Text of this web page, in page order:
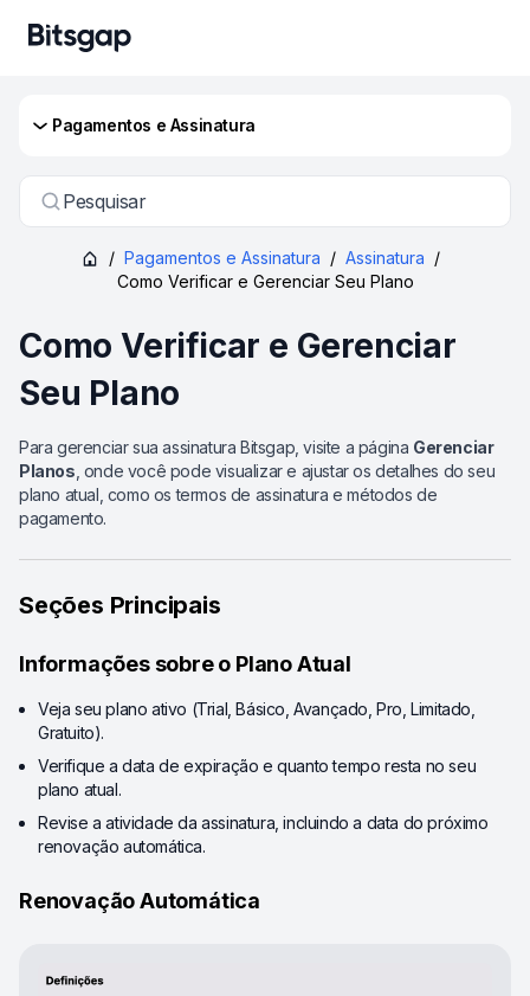
Pagamentos e Assinatura
Pesquisar
/ Pagamentos e Assinatura / Assinatura /
Como Verificar e Gerenciar Seu Plano
Como Verificar e Gerenciar
Seu Plano
Para gerenciar sua assinatura Bitsgap, visite a página Gerenciar
Planos , onde você pode visualizar e ajustar os detalhes do seu
plano atual, como os termos de assinatura e métodos de
pagamento.
Seções Principais
Informações sobre o Plano Atual
Veja seu plano ativo (Trial, Básico, Avançado, Pro, Limitado,
Gratuito).
Verifique a data de expiração e quanto tempo resta no seu
plano atual.
Revise a atividade da assinatura, incluindo a data do próximo
renovação automática.
Renovação Automática